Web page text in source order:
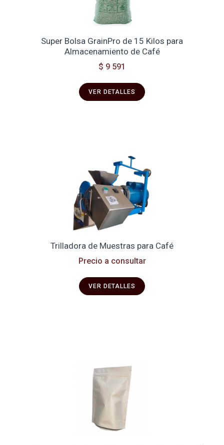
Super Bolsa GrainPro de 15 Kilos para
Almacenamiento de Café
$ 9 591
VER DETALLES
Trilladora de Muestras para Café
Precio a consultar
VER DETALLES